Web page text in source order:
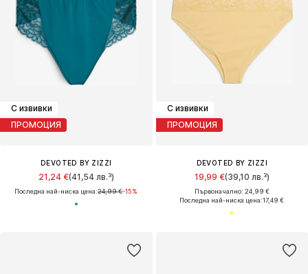
С извивки
ПРОМОЦИЯ
DEVOTED BY ZIZZI
21,24 €(41,54 лв.³)
Последна най-ниска цена:24,99 €-15%
С извивки
ПРОМОЦИЯ
DEVOTED BY ZIZZI
19,99 €(39,10 лв.³)
Първоначално: 24,99 €
Последна най-ниска цена:17,49 €